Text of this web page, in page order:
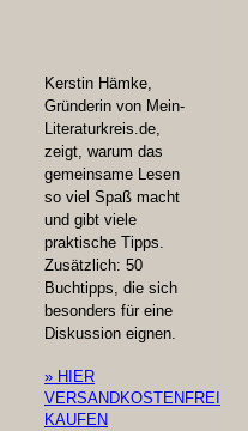
Kerstin Hämke,
Gründerin von Mein-
Literaturkreis.de,
zeigt, warum das
gemeinsame Lesen
so viel Spaß macht
und gibt viele
praktische Tipps.
Zusätzlich: 50
Buchtipps, die sich
besonders für eine
Diskussion eignen.
» HIER
VERSANDKOSTENFREI
KAUFEN